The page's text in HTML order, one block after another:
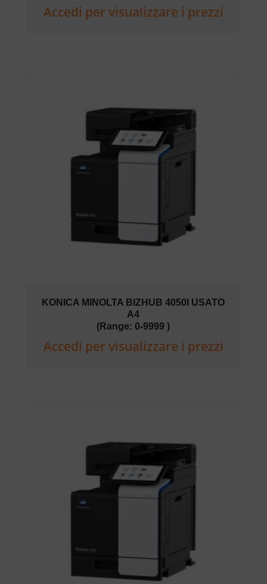
Accedi per visualizzare i prezzi
KONICA MINOLTA BIZHUB 4050I USATO
A4
(Range: 0-9999 )
Accedi per visualizzare i prezzi